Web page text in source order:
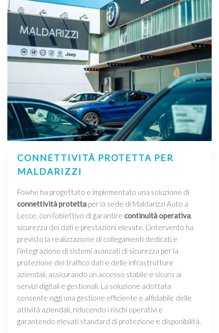
CONNETTIVITÀ PROTETTA PER
MALDARIZZI
Fowhe ha progettato e implementato una soluzione di
connettività protetta per la sede di Maldarizzi Auto a
Lecce, con l’obiettivo di garantire continuità operativa,
sicurezza dei dati e prestazioni elevate. L’intervento ha
previsto la realizzazione di collegamenti dedicati e
l’integrazione di sistemi avanzati di sicurezza per la
protezione del traffico dati e delle infrastrutture
aziendali, assicurando un accesso stabile e sicuro ai
servizi digitali e gestionali. La soluzione adottata
consente oggi una gestione efficiente e affidabile delle
attività aziendali, riducendo i rischi operativi e
garantendo elevati standard di protezione e disponibilità.